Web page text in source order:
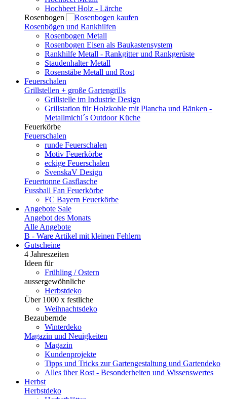
Hochbeet Holz - Lärche
Rosenbogen
Rosenbögen und Rankhilfen
Rosenbogen Metall
Rosenbogen Eisen als Baukastensystem
Rankhilfe Metall - Rankgitter und Rankgerüste
Staudenhalter Metall
Rosenstäbe Metall und Rost
Feuerschalen
Grillstellen + große Gartengrills
Grillstelle im Industrie Design
Grillstation für Holzkohle mit Plancha und Bänken -
Metallmichl´s Outdoor Küche
Feuerkörbe
Feuerschalen
runde Feuerschalen
Motiv Feuerkörbe
eckige Feuerschalen
SvenskaV Design
Feuertonne Gasflasche
Fussball Fan Feuerkörbe
FC Bayern Feuerkörbe
Angebote Sale
Angebot des Monats
Alle Angebote
B - Ware Artikel mit kleinen Fehlern
Gutscheine
4 Jahreszeiten
Ideen für
Frühling / Ostern
aussergewöhnliche
Herbstdeko
Über 1000 x festliche
Weihnachtsdeko
Bezaubernde
Winterdeko
Magazin und Neuigkeiten
Magazin
Kundenprojekte
Tipps und Tricks zur Gartengestaltung und Gartendeko
Alles über Rost - Besonderheiten und Wissenswertes
Herbst
Herbstdeko